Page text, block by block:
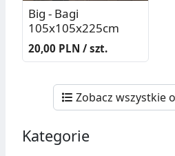
Big - Bagi
105x105x225cm
20,00 PLN / szt.
Zobacz wszystkie
Kategorie